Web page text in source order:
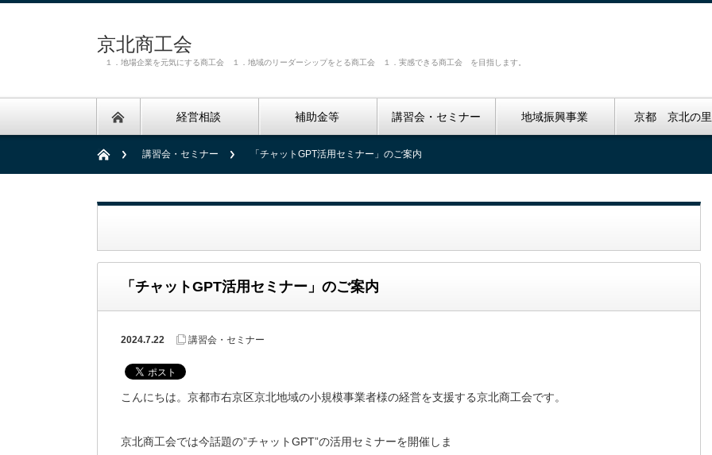
京北商工会
１．地場企業を元気にする商工会 １．地域のリーダーシップをとる商工会 １．実感できる商工会 を目指します。
経営相談 補助金等 講習会・セミナー 地域振興事業 京都 京北の里
講習会・セミナー 「チャットGPT活用セミナー」のご案内
「チャットGPT活用セミナー」のご案内
2024.7.22 講習会・セミナー
こんにちは。京都市右京区京北地域の小規模事業者様の経営を支援する京北商工会です。
京北商工会では今話題の”チャットGPT”の活用セミナーを開催しま